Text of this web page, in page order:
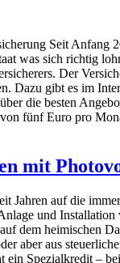
Seit Anfang
was sich richtig
Der
Dazu gibt es im
die besten
fünf Euro pro
mit
Jahren auf die
und Installation
dem heimischen
aber aus
ein Spezialkredit –